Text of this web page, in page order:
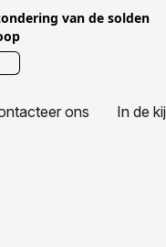
van de solden
ons In de